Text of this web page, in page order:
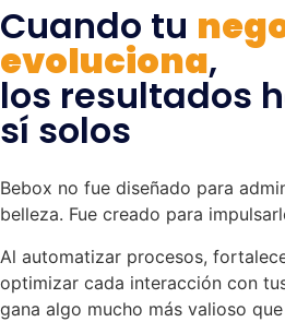
Cuando tu
evoluciona,
los resultados
sí solos
Bebox no fue diseñado para
belleza. Fue creado para
Al automatizar procesos,
optimizar cada interacción con
gana algo mucho más valioso